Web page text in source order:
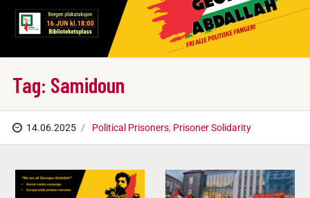
Tag: Samidoun
14.06.2025 Political Prisoners, Prisoner Solidarity
Om oss